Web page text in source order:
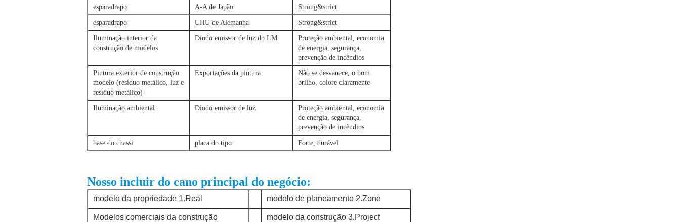
esparadrapo A-A de Japão Strong&strict
esparadrapo UHU de Alemanha Strong&strict
Iluminação interior da
construção de modelos
Diodo emissor de luz do LM
Proteção ambiental, economia
de energia, segurança,
prevenção de incêndios
Pintura exterior de construção
modelo (resíduo metálico, luz e
resíduo metálico)
Exportações da pintura
Não se desvanece, o bom
brilho, colore claramente
Iluminação ambiental Diodo emissor de luz
Proteção ambiental, economia
de energia, segurança,
prevenção de incêndios
base do chassi placa do tipo Forte, durável
Nosso incluir do cano principal do negócio:
modelo da propriedade 1.Real modelo de planeamento 2.Zone
Modelos comerciais da construção modelo da construção 3.Project